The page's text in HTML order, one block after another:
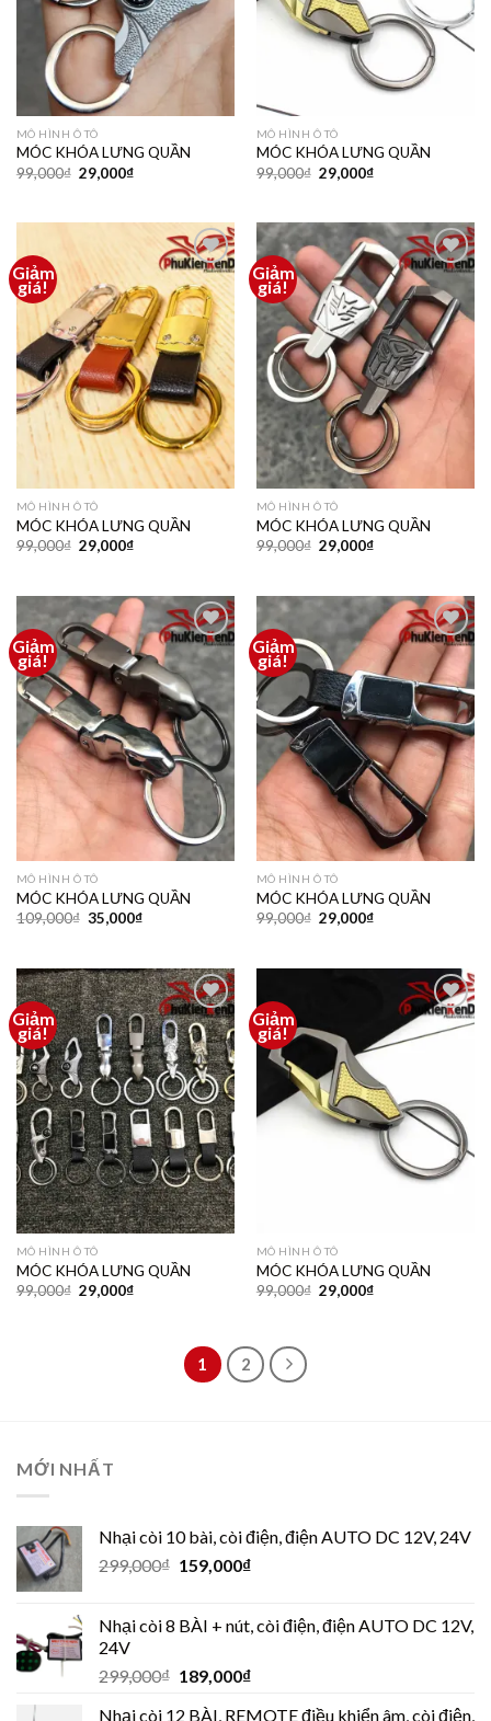
MÔ HÌNH Ô TÔ
MÓC KHÓA LƯNG QUẦN
99,000₫ 29,000₫
MÔ HÌNH Ô TÔ
MÓC KHÓA LƯNG QUẦN
99,000₫ 29,000₫
Giảm
giá!
Thêm
vào
yêu
thích
MÔ HÌNH Ô TÔ
MÓC KHÓA LƯNG QUẦN
99,000₫ 29,000₫
Giảm
giá!
Thêm
vào
yêu
thích
MÔ HÌNH Ô TÔ
MÓC KHÓA LƯNG QUẦN
99,000₫ 29,000₫
Giảm
giá!
Thêm
yêu
thích
MÔ HÌNH Ô TÔ
MÓC KHÓA LƯNG QUẦN
109,000₫ 35,000₫
Giảm
giá!
Thêm
vào
yêu
thích
MÔ HÌNH Ô TÔ
MÓC KHÓA LƯNG QUẦN
99,000₫ 29,000₫
Giảm
giá!
Thêm
vào
yêu
thích
MÔ HÌNH Ô TÔ
MÓC KHÓA LƯNG QUẦN
99,000₫ 29,000₫
Giảm
giá!
Thêm
vào
MÔ HÌNH Ô TÔ
MÓC KHÓA LƯNG QUẦN
99,000₫ 29,000₫
1 2
MỚI NHẤT
Nhại còi 10 bài, còi điện, điện AUTO DC 12V, 24V
299,000₫ 159,000₫
Nhại còi 8 BÀI + nút, còi điện, điện AUTO DC 12V,
24V
299,000₫ 189,000₫
Nhại còi 12 BÀI, REMOTE điều khiển âm, còi điện,